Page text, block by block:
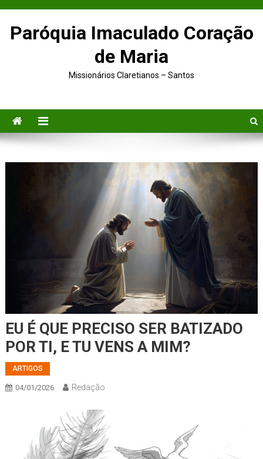
Paróquia Imaculado Coração
de Maria
Missionários Claretianos – Santos
EU É QUE PRECISO SER BATIZADO
POR TI, E TU VENS A MIM?
ARTIGOS
04/01/2026 Redação